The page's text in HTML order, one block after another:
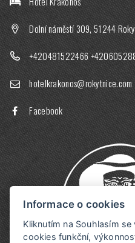
Dolní náměstí 309, 51244
+420481522466
hotelkrakonos@rokytnice.com
Facebook
Informace o cookies
Kliknutím na Souhlasím
cookies funkční,